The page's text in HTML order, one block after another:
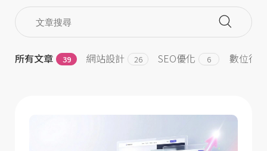
所有文章 39 網站設計 26 SEO優化 6 數位行銷